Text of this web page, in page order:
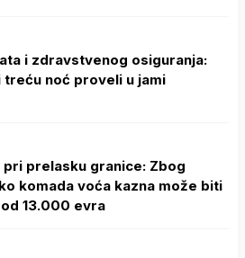
i zdravstvenog osiguranja:
treću noć proveli u jami
pri prelasku granice: Zbog
komada voća kazna može biti
13.000 evra